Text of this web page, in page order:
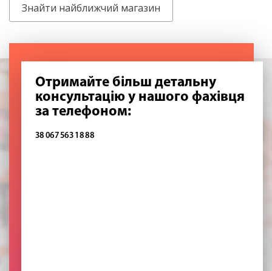
Знайти найближчий магазин
Отримайте більш детальну
консультацію у нашого фахівця
за телефоном:
38 067 563 18 88